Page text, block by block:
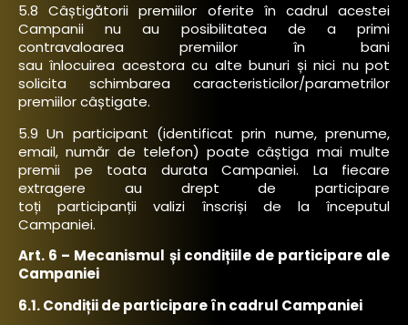
5.8 Câștigătorii premiilor oferite în cadrul acestei
Campanii nu au posibilitatea de a primi
contravaloarea premiilor în bani
sau înlocuirea acestora cu alte bunuri și nici nu pot
solicita schimbarea caracteristicilor/parametrilor
premiilor câștigate.
5.9 Un participant (identificat prin nume, prenume,
email, număr de telefon) poate câștiga mai multe
premii pe toata durata Campaniei. La fiecare
extragere au drept de participare
toți participanții valizi înscriși de la începutul
Campaniei.
Art. 6 – Mecanismul și condițiile de participare ale
Campaniei
6.1. Condiții de participare în cadrul Campaniei